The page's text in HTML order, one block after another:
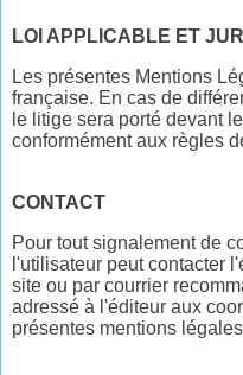
LOI APPLICABLE ET
Les présentes Mentions
française. En cas de
le litige sera porté devant
conformément aux règles
CONTACT
Pour tout signalement de
l'utilisateur peut contacter
site ou par courrier
adressé à l'éditeur aux
présentes mentions